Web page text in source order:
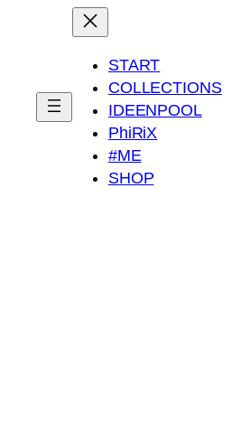
START
COLLECTIONS
IDEENPOOL
PhiRiX
#ME
SHOP